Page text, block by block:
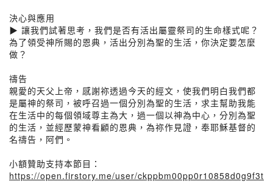
決心與應用
▶︎ 讓我們試著思考，我們是否有活出屬靈祭司的生命樣式呢？
為了領受神所賜的恩典，活出分別為聖的生活，你決定要怎麼
做？
禱告
親愛的天父上帝，感謝祢透過今天的經文，使我們明白我們都
是屬神的祭司，被呼召過一個分別為聖的生活，求主幫助我能
在生活中的每個領域尊主為大，過一個以神為中心，分別為聖
的生活，並經歷蒙神看顧的恩典，為祢作見證，奉耶穌基督的
名禱告，阿們。
小額贊助支持本節目：
https://open.firstory.me/user/ckppbm00pp0r10858d0g9f3t